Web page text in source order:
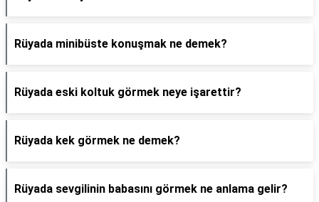
Rüyada minibüste konuşmak ne demek?
Rüyada eski koltuk görmek neye işarettir?
Rüyada kek görmek ne demek?
Rüyada sevgilinin babasını görmek ne anlama gelir?